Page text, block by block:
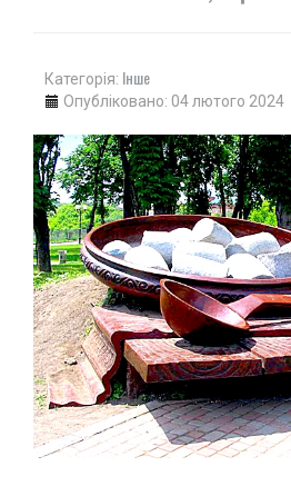
Категорія: Інше
Опубліковано: 04 лютого 2024